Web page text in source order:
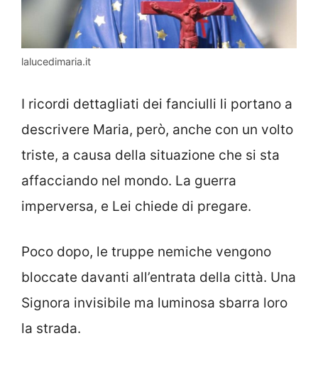
lalucedimaria.it
I ricordi dettagliati dei fanciulli li portano a
descrivere Maria, però, anche con un volto
triste, a causa della situazione che si sta
affacciando nel mondo. La guerra
imperversa, e Lei chiede di pregare.
Poco dopo, le truppe nemiche vengono
bloccate davanti all’entrata della città. Una
Signora invisibile ma luminosa sbarra loro
la strada.